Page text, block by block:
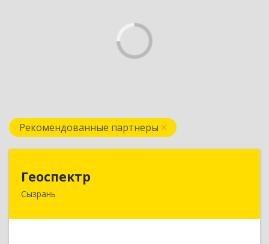
Рекомендованные партнеры
Геоспектр
Сызрань
446001, Самарская обл, Сызрань г, Кирова ул,